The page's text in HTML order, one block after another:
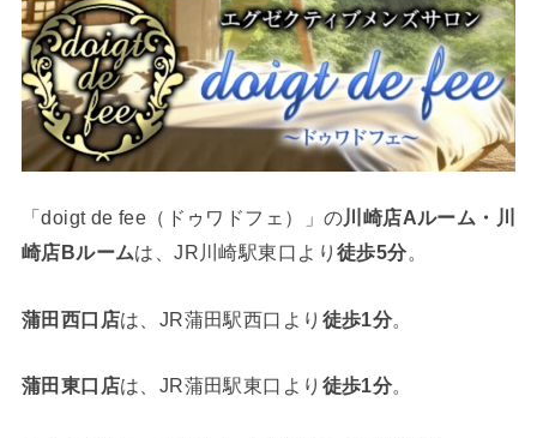
「doigt de fee（ドゥワドフェ）」の川崎店Aルーム・川
崎店Bルームは、JR川崎駅東口より 徒歩5分。
蒲田西口店は、JR蒲田駅西口より 徒歩1分。
蒲田東口店は、JR蒲田駅東口より 徒歩1分。